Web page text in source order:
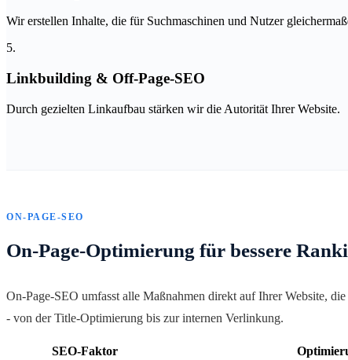
Wir erstellen Inhalte, die für Suchmaschinen und Nutzer
5.
Linkbuilding & Off-Page-SEO
Durch gezielten Linkaufbau stärken wir die Autorität Ihrer Website.
ON-PAGE-SEO
On-Page-Optimierung für bessere
On-Page-SEO umfasst alle Maßnahmen direkt auf Ihrer Website,
- von der Title-Optimierung bis zur internen Verlinkung.
SEO-Faktor